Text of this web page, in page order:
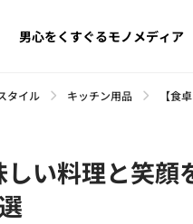
男心をくすぐるモノメディア
タイル キッチン用品 【食
しい料理と笑